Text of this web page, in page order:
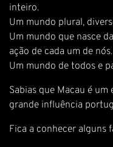
inteiro.
Um mundo plural,
Um mundo que nasce
ação de cada um de nós.
Um mundo de todos e
Sabias que Macau é
grande influência
Fica a conhecer alguns